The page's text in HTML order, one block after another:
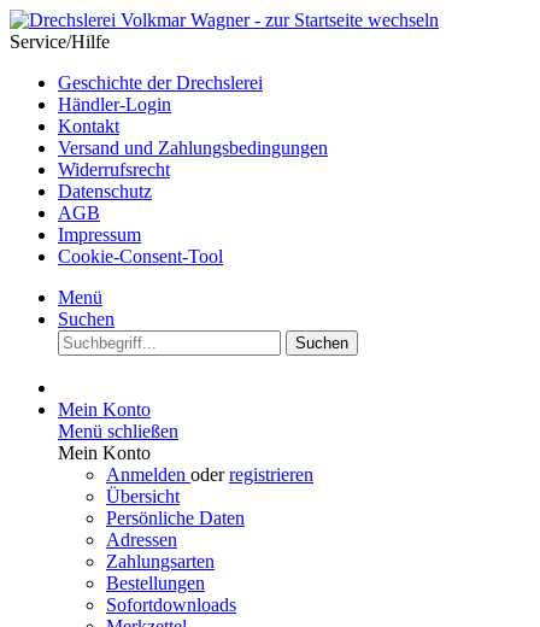
Service/Hilfe
Geschichte der Drechslerei
Händler-Login
Kontakt
Versand und Zahlungsbedingungen
Widerrufsrecht
Datenschutz
AGB
Impressum
Cookie-Consent-Tool
Menü
Suchen
Suchen
Mein Konto
Menü schließen
Mein Konto
Anmelden oderregistrieren
Übersicht
Persönliche Daten
Adressen
Zahlungsarten
Bestellungen
Sofortdownloads